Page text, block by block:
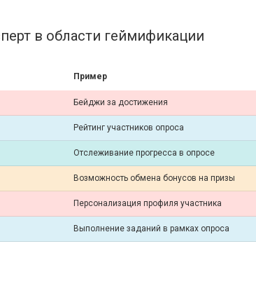
в области геймификации
Пример
Бейджи за достижения
Рейтинг участников опроса
Отслеживание прогресса в опросе
Возможность обмена бонусов на призы
Персонализация профиля участника
Выполнение заданий в рамках опроса